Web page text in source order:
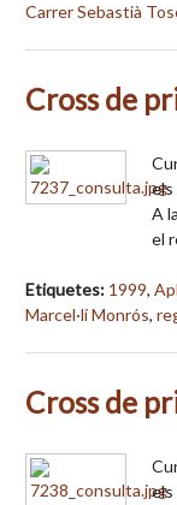
Carrer Sebastià
Cross de
els
A
el
Etiquetes: 1999,
Marcel·lí Monrós,
Cross de
els